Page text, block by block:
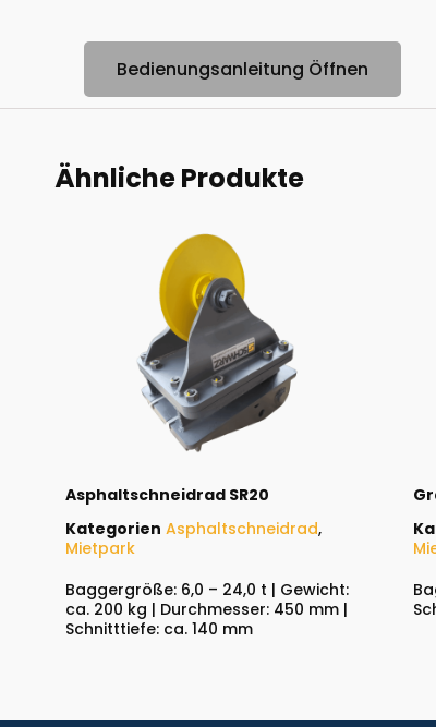
Bedienungsanleitung Öffnen
Ähnliche Produkte
Asphaltschneidrad SR20
Kategorien Asphaltschneidrad,
Mietpark
Baggergröße: 6,0 – 24,0 t | Gewicht:
ca. 200 kg | Durchmesser: 450 mm |
Schnitttiefe: ca. 140 mm